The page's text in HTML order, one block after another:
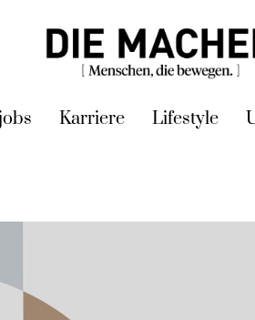
Karriere Lifestyle